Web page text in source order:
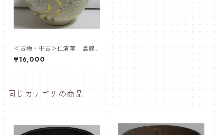
＜古物・中古＞仁清写 雲錦
茶盌 通次阿山
¥16,000
同じカテゴリの商品